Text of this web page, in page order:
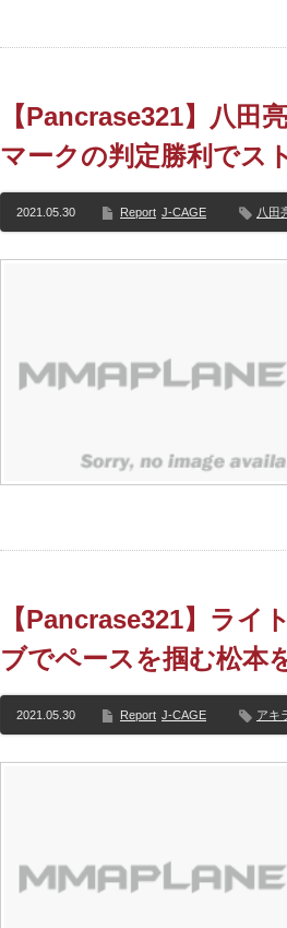
【Pancrase321】八田
マークの判定勝利でス
2021.05.30 Report J-CAGE 八田
【Pancrase321】ライ
ブでペースを掴む松本
2021.05.30 Report J-CAGE アキ